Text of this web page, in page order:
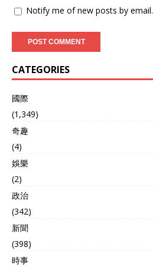
Notify me of new posts by email.
CATEGORIES
國際
(1,349)
奇趣
(4)
娛樂
(2)
政治
(342)
新聞
(398)
時事